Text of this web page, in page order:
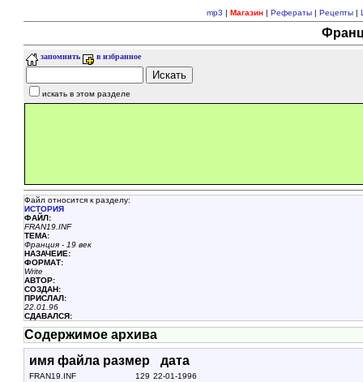
mp3 | Магазин| Рефераты| Рецепты|
запомнить в избранное
искать в этом разделе
Файл относится к разделу:
ИСТОРИЯ
ФАЙЛ:
FRAN19.INF
ТЕМА:
Франция - 19 век
НАЗАЧЕИЕ:
ФОРМАТ:
Write
АВТОР:
СОЗДАН:
ПРИСЛАЛ:
22.01.96
СДАВАЛСЯ:
Содержимое архива
имя файла размер дата
FRAN19.INF 129 22-01-1996